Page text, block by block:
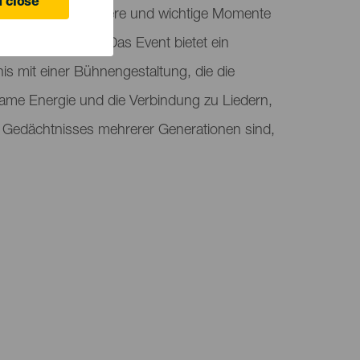
close
ihrer Karriere und wichtige Momente
aufleben lässt. Das Event bietet ein
mit einer Bühnengestaltung, die die
Energie und die Verbindung zu Liedern,
mehrerer Generationen sind,